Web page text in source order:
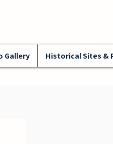
Gallery Historical Sites &